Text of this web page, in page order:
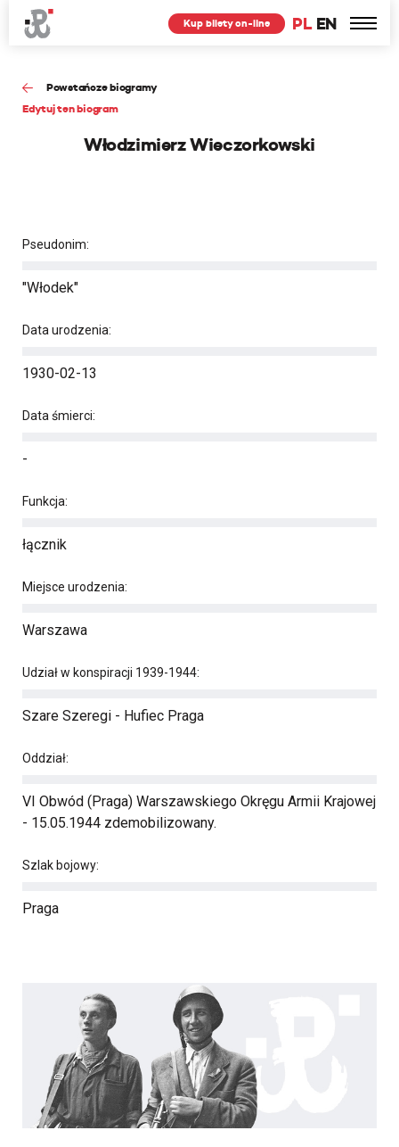
PL EN
Kup bilety on-line
Powstańcze biogramy
Edytuj ten biogram
Włodzimierz Wieczorkowski
Pseudonim:
"Włodek"
Data urodzenia:
1930-02-13
Data śmierci:
-
Funkcja:
łącznik
Miejsce urodzenia:
Warszawa
Udział w konspiracji 1939-1944:
Szare Szeregi - Hufiec Praga
Oddział:
VI Obwód (Praga) Warszawskiego Okręgu Armii Krajowej
- 15.05.1944 zdemobilizowany.
Szlak bojowy:
Praga